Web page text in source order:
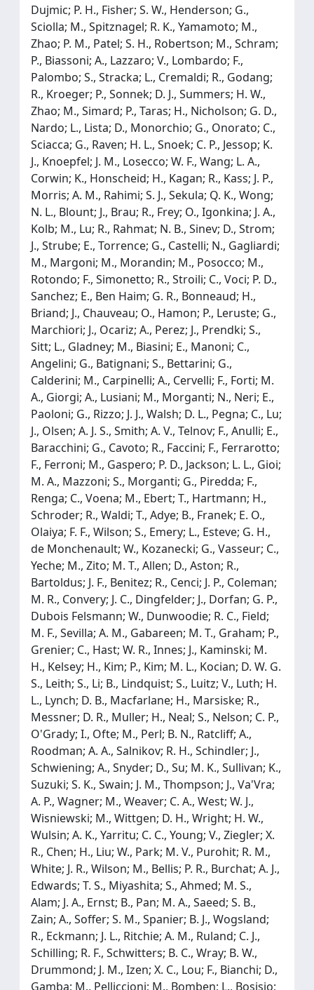
Dujmic; P. H., Fisher; S. W., Henderson; G.,
Sciolla; M., Spitznagel; R. K., Yamamoto; M.,
Zhao; P. M., Patel; S. H., Robertson; M., Schram;
P., Biassoni; A., Lazzaro; V., Lombardo; F.,
Palombo; S., Stracka; L., Cremaldi; R., Godang;
R., Kroeger; P., Sonnek; D. J., Summers; H. W.,
Zhao; M., Simard; P., Taras; H., Nicholson; G. D.,
Nardo; L., Lista; D., Monorchio; G., Onorato; C.,
Sciacca; G., Raven; H. L., Snoek; C. P., Jessop; K.
J., Knoepfel; J. M., Losecco; W. F., Wang; L. A.,
Corwin; K., Honscheid; H., Kagan; R., Kass; J. P.,
Morris; A. M., Rahimi; S. J., Sekula; Q. K., Wong;
N. L., Blount; J., Brau; R., Frey; O., Igonkina; J. A.,
Kolb; M., Lu; R., Rahmat; N. B., Sinev; D., Strom;
J., Strube; E., Torrence; G., Castelli; N., Gagliardi;
M., Margoni; M., Morandin; M., Posocco; M.,
Rotondo; F., Simonetto; R., Stroili; C., Voci; P. D.,
Sanchez; E., Ben Haim; G. R., Bonneaud; H.,
Briand; J., Chauveau; O., Hamon; P., Leruste; G.,
Marchiori; J., Ocariz; A., Perez; J., Prendki; S.,
Sitt; L., Gladney; M., Biasini; E., Manoni; C.,
Angelini; G., Batignani; S., Bettarini; G.,
Calderini; M., Carpinelli; A., Cervelli; F., Forti; M.
A., Giorgi; A., Lusiani; M., Morganti; N., Neri; E.,
Paoloni; G., Rizzo; J. J., Walsh; D. L., Pegna; C., Lu;
J., Olsen; A. J. S., Smith; A. V., Telnov; F., Anulli; E.,
Baracchini; G., Cavoto; R., Faccini; F., Ferrarotto;
F., Ferroni; M., Gaspero; P. D., Jackson; L. L., Gioi;
M. A., Mazzoni; S., Morganti; G., Piredda; F.,
Renga; C., Voena; M., Ebert; T., Hartmann; H.,
Schroder; R., Waldi; T., Adye; B., Franek; E. O.,
Olaiya; F. F., Wilson; S., Emery; L., Esteve; G. H.,
de Monchenault; W., Kozanecki; G., Vasseur; C.,
Yeche; M., Zito; M. T., Allen; D., Aston; R.,
Bartoldus; J. F., Benitez; R., Cenci; J. P., Coleman;
M. R., Convery; J. C., Dingfelder; J., Dorfan; G. P.,
Dubois Felsmann; W., Dunwoodie; R. C., Field;
M. F., Sevilla; A. M., Gabareen; M. T., Graham; P.,
Grenier; C., Hast; W. R., Innes; J., Kaminski; M.
H., Kelsey; H., Kim; P., Kim; M. L., Kocian; D. W. G.
S., Leith; S., Li; B., Lindquist; S., Luitz; V., Luth; H.
L., Lynch; D. B., Macfarlane; H., Marsiske; R.,
Messner; D. R., Muller; H., Neal; S., Nelson; C. P.,
O'Grady; I., Ofte; M., Perl; B. N., Ratcliff; A.,
Roodman; A. A., Salnikov; R. H., Schindler; J.,
Schwiening; A., Snyder; D., Su; M. K., Sullivan; K.,
Suzuki; S. K., Swain; J. M., Thompson; J., Va'Vra;
A. P., Wagner; M., Weaver; C. A., West; W. J.,
Wisniewski; M., Wittgen; D. H., Wright; H. W.,
Wulsin; A. K., Yarritu; C. C., Young; V., Ziegler; X.
R., Chen; H., Liu; W., Park; M. V., Purohit; R. M.,
White; J. R., Wilson; M., Bellis; P. R., Burchat; A. J.,
Edwards; T. S., Miyashita; S., Ahmed; M. S.,
Alam; J. A., Ernst; B., Pan; M. A., Saeed; S. B.,
Zain; A., Soffer; S. M., Spanier; B. J., Wogsland;
R., Eckmann; J. L., Ritchie; A. M., Ruland; C. J.,
Schilling; R. F., Schwitters; B. C., Wray; B. W.,
Drummond; J. M., Izen; X. C., Lou; F., Bianchi; D.,
Gamba; M., Pelliccioni; M., Bomben; L., Bosisio;